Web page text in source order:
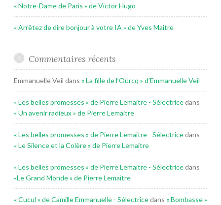
« Notre-Dame de Paris » de Victor Hugo
« Arrêtez de dire bonjour à votre IA » de Yves Maitre
Commentaires récents
Emmanuelle Veil dans « La fille de l’Ourcq » d’Emmanuelle Veil
« Les belles promesses » de Pierre Lemaitre - Sélectricedans
« Un avenir radieux » de Pierre Lemaitre
« Les belles promesses » de Pierre Lemaitre - Sélectricedans
« Le Silence et la Colère » de Pierre Lemaitre
« Les belles promesses » de Pierre Lemaitre - Sélectricedans
«Le Grand Monde » de Pierre Lemaitre
« Cucul » de Camille Emmanuelle - Sélectricedans « Bombasse »